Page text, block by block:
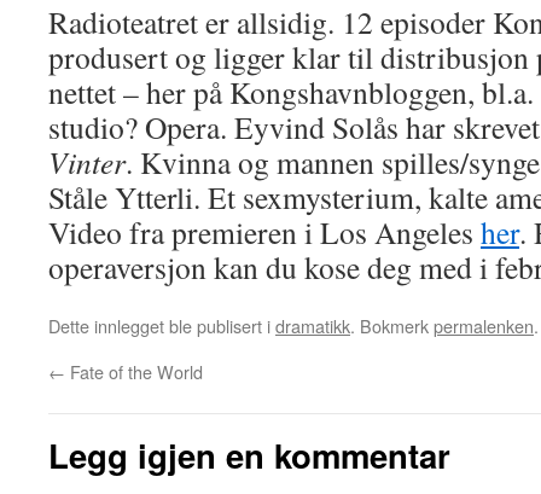
Radioteatret er allsidig. 12 episoder
produsert og ligger klar til distribusjon
nettet – her på Kongshavnbloggen,
studio? Opera. Eyvind Solås har
Vinter. Kvinna og mannen spilles/
Ståle Ytterli. Et sexmysterium, kalte
Video fra premieren i Los Angeles her.
operaversjon kan du kose deg med i
Dette innlegget ble publisert idramatikk. Bokmerkpermalenken.
← Fate of the World
Legg igjen en kommentar